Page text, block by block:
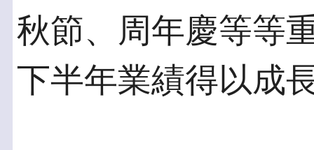
秋節、周年慶等等
下半年業績得以成